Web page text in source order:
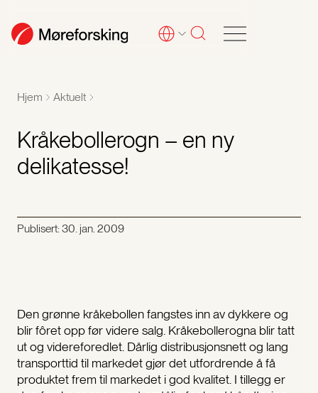
Hjem Aktuelt
Kråkebollerogn – en ny
delikatesse!
Publisert:30. jan. 2009
Den grønne kråkebollen fangstes inn av dykkere og
blir fôret opp før videre salg. Kråkebollerogna blir tatt
ut og videreforedlet. Dårlig distribusjonsnett og lang
transporttid til markedet gjør det utfordrende å få
produktet frem til markedet i god kvalitet. I tillegg er